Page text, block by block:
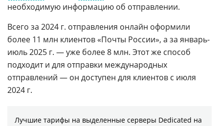
необходимую информацию об отправлении.
Всего за 2024 г. отправления онлайн оформили
более 11 млн клиентов «Почты России», а за январь-
июль 2025 г. — уже более 8 млн. Этот же способ
подходит и для отправки международных
отправлений — он доступен для клиентов с июля
2024 г.
Лучшие тарифы на выделенные серверы Dedicated на